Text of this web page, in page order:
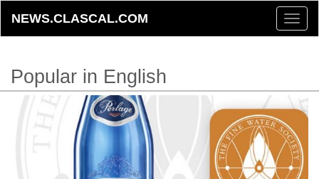
Toggle
NEWS.CLASCAL.COM
Popular in English